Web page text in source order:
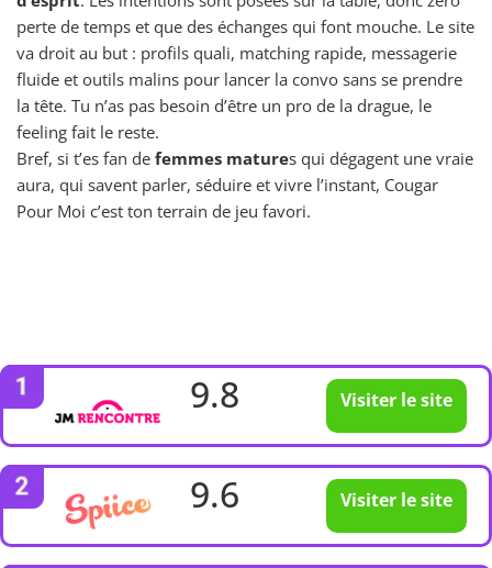
perte de temps et que des échanges qui font mouche. Le site
va droit au but : profils quali, matching rapide, messagerie
fluide et outils malins pour lancer la convo sans se prendre
la tête. Tu n’as pas besoin d’être un pro de la drague, le
feeling fait le reste.
Bref, si t’es fan de femmes matures qui dégagent une vraie
aura, qui savent parler, séduire et vivre l’instant, Cougar
Pour Moi c’est ton terrain de jeu favori.
9.8 Visiter le site
9.6 Visiter le site